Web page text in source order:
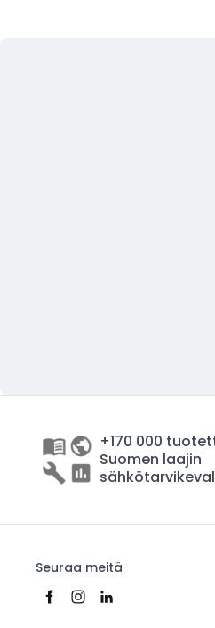
+170 000
Suomen laajin
Seuraa meitä